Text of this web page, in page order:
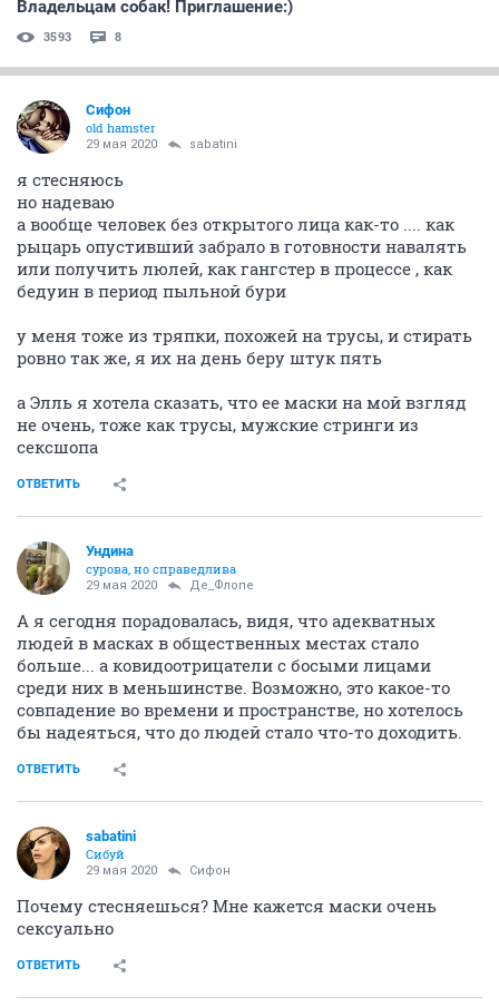
Владельцам собак! Приглашение:)
3593 8
Сифон
old hamster
29 мая 2020 sabatini
я стесняюсь
но надеваю
а вообще человек без открытого лица как-то .... как
рыцарь опустивший забрало в готовности навалять
или получить люлей, как гангстер в процессе , как
бедуин в период пыльной бури
у меня тоже из тряпки, похожей на трусы, и стирать
ровно так же, я их на день беру штук пять
а Элль я хотела сказать, что ее маски на мой взгляд
не очень, тоже как трусы, мужские стринги из
сексшопа
ОТВЕТИТЬ
Ундинa
сурова, но справедлива
29 мая 2020 Де_Флопе
А я сегодня порадовалась, видя, что адекватных
людей в масках в общественных местах стало
больше... а ковидоотрицатели с босыми лицами
среди них в меньшинстве. Возможно, это какое-то
совпадение во времени и пространстве, но хотелось
бы надеяться, что до людей стало что-то доходить.
ОТВЕТИТЬ
sabatini
Сибуй
29 мая 2020 Сифон
Почему стесняешься? Мне кажется маски очень
сексуально
ОТВЕТИТЬ